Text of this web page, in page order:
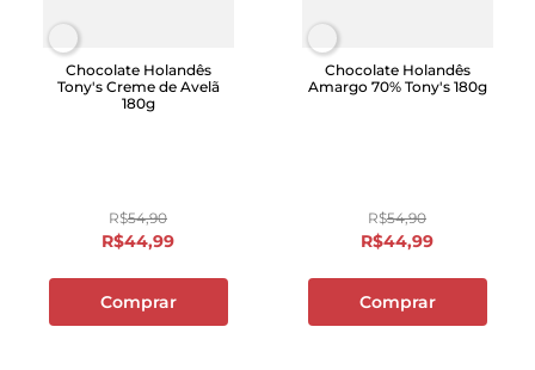
Chocolate Holandês
Tony's Creme de Avelã
180g
R$54,90
R$44,99
Comprar
Chocolate Holandês
Amargo 70% Tony's 180g
R$54,90
R$44,99
Comprar